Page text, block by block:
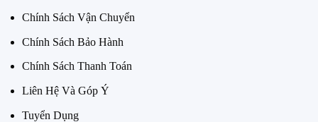
Chính Sách Vận Chuyển
Chính Sách Bảo Hành
Chính Sách Thanh Toán
Liên Hệ Và Góp Ý
Tuyển Dụng